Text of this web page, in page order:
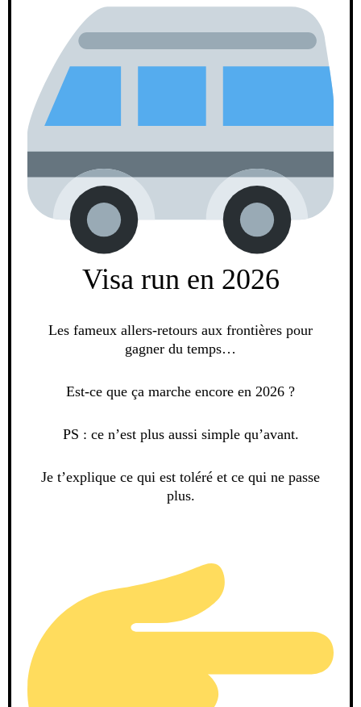
Visa run en 2026
Les fameux allers-retours aux frontières pour
gagner du temps…
Est-ce que ça marche encore en 2026 ?
PS : ce n’est plus aussi simple qu’avant.
Je t’explique ce qui est toléré et ce qui ne passe
plus.